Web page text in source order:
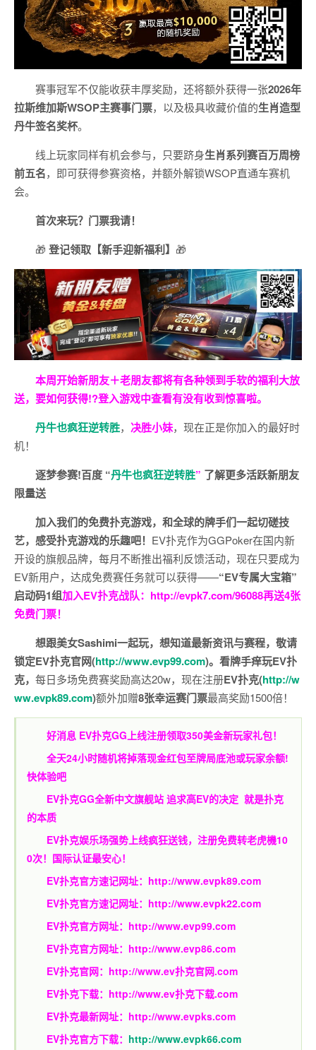
赛事冠军不仅能收获丰厚奖励，还将额外获得一张2026年
拉斯维加斯WSOP主赛事门票，以及极具收藏价值的生肖造型
丹牛签名奖杯。
线上玩家同样有机会参与，只要跻身生肖系列赛百万周榜
前五名，即可获得参赛资格，并额外解锁WSOP直通车赛机
会。
首次来玩？门票我请！
🎁 登记领取【新手迎新福利】 🎁
本周开始新朋友＋老朋友都将有各种领到手软的福利大放
送，要如何获得!?登入游戏中查看有没有收到惊喜啦。
丹牛也疯狂逆转胜， 决胜小妹，现在正是你加入的最好时
机！
逐梦参赛!百度 “丹牛也疯狂逆转胜” 了解更多活跃新朋友
限量送
加入我们的免费扑克游戏，和全球的牌手们一起切磋技
艺，感受扑克游戏的乐趣吧！ EV扑克作为GGPoker在国内新
开设的旗舰品牌，每月不断推出福利反馈活动，现在只要成为
EV新用户，达成免费赛任务就可以获得——“EV专属大宝箱”
启动码1组加入EV扑克战队： http://evpk7.com/96088再送4张
免费门票！
想跟美女Sashimi一起玩， 想知道最新资讯与赛程， 敬请
锁定EV扑克官网(http://www.evp99.com)。 看牌手痒玩EV扑
克， 每日多场免费赛奖励高达20w，现在注册EV扑克(http://w
ww.evpk89.com)额外加赠8张幸运赛门票最高奖励1500倍！
好消息 EV扑克GG上线注册领取350美金新玩家礼包！
全天24小时随机将掉落现金红包至牌局底池或玩家余额!
快体验吧
EV扑克GG全新中文旗舰站 追求高EV的决定 就是扑克
的本质
EV扑克娱乐场强势上线疯狂送钱，注册免费转老虎機10
0次！国际认证最安心！
EV扑克官方速记网址： http://www.evpk89.com
EV扑克官方速记网址： http://www.evpk22.com
EV扑克官方网址： http://www.evp99.com
EV扑克官方网址： http://www.evp86.com
EV扑克官网： http://www.ev扑克官网.com
EV扑克下载： http://www.ev扑克下载.com
EV扑克最新网址： http://www.evpks.com
EV扑克官方下载： http://www.evpk66.com